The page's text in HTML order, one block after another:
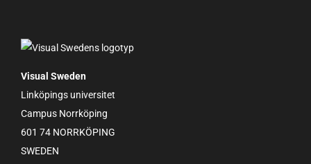
Visual Sweden
Linköpings universitet
Campus Norrköping
601 74 NORRKÖPING
SWEDEN